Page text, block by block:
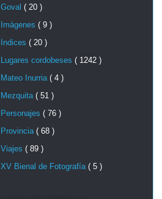
Goval ( 20 )
Imágenes ( 9 )
Indices ( 20 )
Lugares cordobeses ( 1242 )
Mateo Inurria ( 4 )
Mezquita ( 51 )
Personajes ( 76 )
Provincia ( 68 )
Viajes ( 89 )
XV Bienal de Fotografía ( 5 )